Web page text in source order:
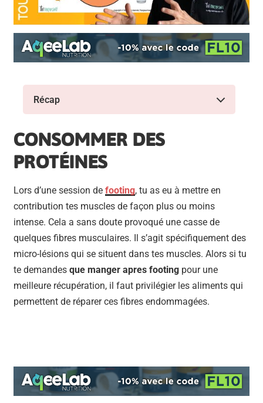
Récap
CONSOMMER DES
PROTÉINES
Lors d’une session defooting, tu as eu à mettre en
contribution tes muscles de façon plus ou moins
intense. Cela a sans doute provoqué une casse de
quelques fibres musculaires. Il s’agit spécifiquement des
micro-lésions qui se situent dans tes muscles. Alors si tu
te demandesque manger apres footing pour une
meilleure récupération, il faut privilégier les aliments qui
permettent de réparer ces fibres endommagées.